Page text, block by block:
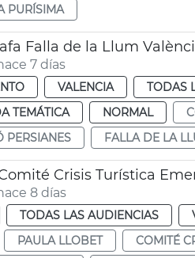
PURÍSIMA
Falla de la Llum
7 días
VALENCIA TODAS
TEMÁTICA
NORMAL
PERSIANES
FALLA DE LA
Crisis Turística
8 días
TODAS LAS AUDIENCIAS
PAULA LLOBET COMITÉ